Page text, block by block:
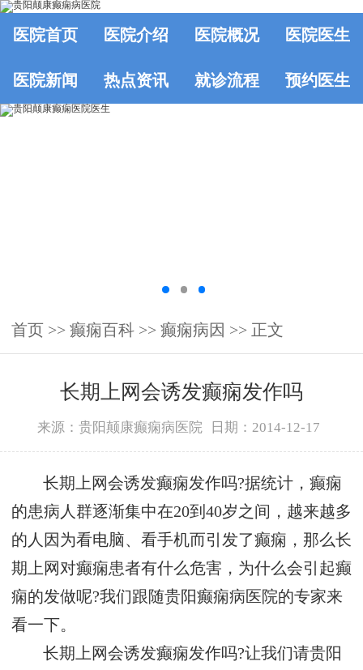
医院首页 医院介绍 医院概况 医院医生
医院新闻 热点资讯 就诊流程 预约医生
首页 >> 癫痫百科 >> 癫痫病因 >> 正文
长期上网会诱发癫痫发作吗
来源：贵阳颠康癫痫病医院 日期：2014-12-17
长期上网会诱发癫痫发作吗?据统计，癫痫
的患病人群逐渐集中在20到40岁之间，越来越多
的人因为看电脑、看手机而引发了癫痫，那么长
期上网对癫痫患者有什么危害，为什么会引起癫
痫的发做呢?我们跟随贵阳癫痫病医院的专家来
看一下。
长期上网会诱发癫痫发作吗?让我们请贵阳